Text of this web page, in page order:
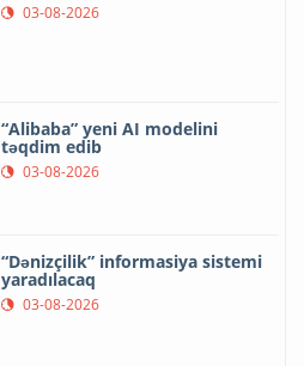
03-08-2026
“Alibaba” yeni AI modelini
təqdim edib
03-08-2026
“Dənizçilik” informasiya sistemi
yaradılacaq
03-08-2026